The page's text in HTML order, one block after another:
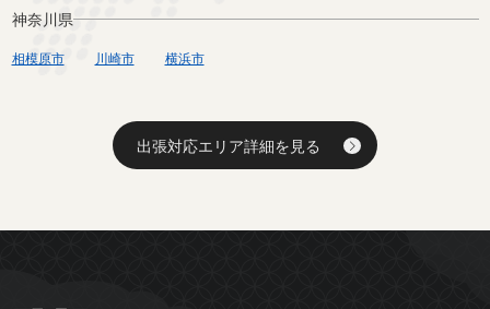
神奈川県
相模原市 川崎市 横浜市
出張対応エリア詳細を見る